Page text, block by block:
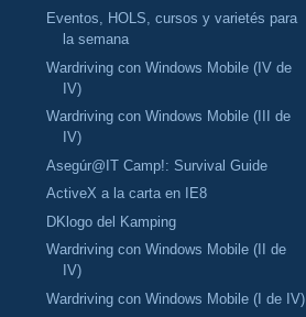
Eventos, HOLS, cursos y varietés para
la semana
Wardriving con Windows Mobile (IV de
IV)
Wardriving con Windows Mobile (III de
IV)
Asegúr@IT Camp!: Survival Guide
ActiveX a la carta en IE8
DKlogo del Kamping
Wardriving con Windows Mobile (II de
IV)
Wardriving con Windows Mobile (I de IV)